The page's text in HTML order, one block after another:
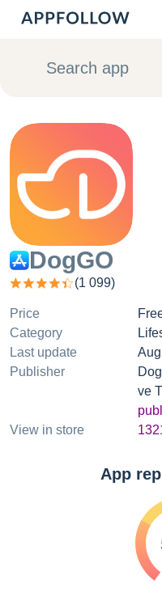
Platform
Consultancy
Customers
Resources
Pricing
Search app
DogGO
(1 099)
Price
Category
Last update
Publisher
ve
View in store
App